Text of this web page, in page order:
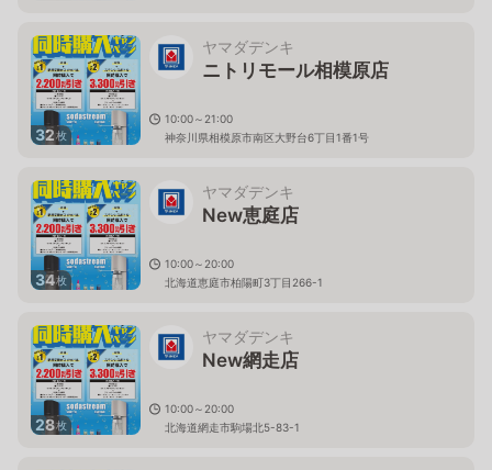
32枚
ヤマダデンキ
ニトリモール相模原店
10:00～21:00
神奈川県相模原市南区大野台6丁目1番1号
34枚
ヤマダデンキ
New恵庭店
10:00～20:00
北海道恵庭市柏陽町3丁目266-1
28枚
ヤマダデンキ
New網走店
10:00～20:00
北海道網走市駒場北5-83-1